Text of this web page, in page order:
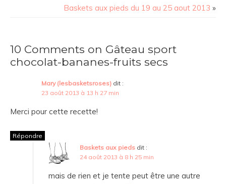
Baskets aux pieds du 19 au 25 aout 2013 »
10 Comments on Gâteau sport
chocolat-bananes-fruits secs
Mary (lesbasketsroses) dit :
23 août 2013 à 13 h 27 min
Merci pour cette recette!
Répondre
Baskets aux pieds dit :
24 août 2013 à 8 h 25 min
mais de rien et je tente peut être une autre